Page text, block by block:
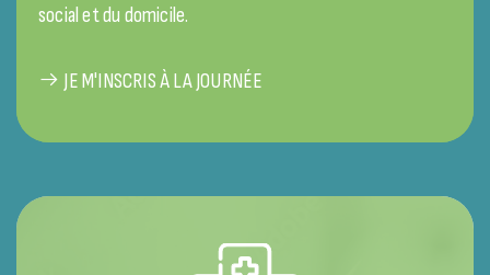
social et du domicile.
JE M'INSCRIS À LA JOURNÉE